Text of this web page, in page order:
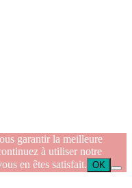
garantir la meilleure
à utiliser notre
en êtes satisfait. OK